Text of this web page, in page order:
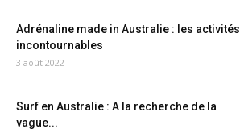
Adrénaline made in Australie : les activités
incontournables
3 août 2022
Surf en Australie : A la recherche de la
vague...